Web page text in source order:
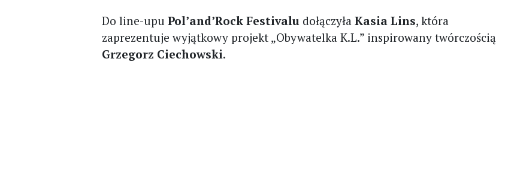
Do line-upuPol’and’Rock Festivalu dołączyłaKasia Lins, która
zaprezentuje wyjątkowy projekt „Obywatelka K.L.” inspirowany twórczością
Grzegorz Ciechowski.